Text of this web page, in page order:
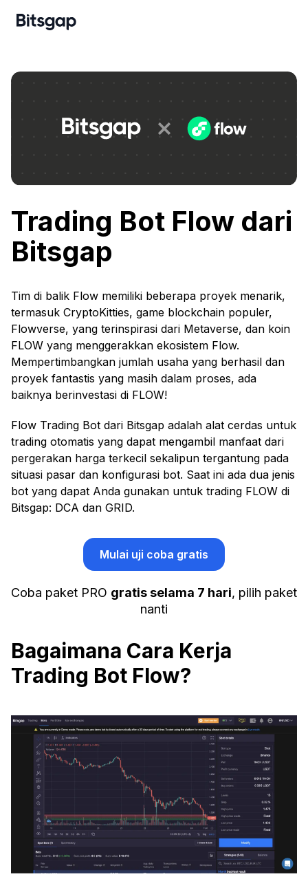
Trading Bot Flow dari
Bitsgap
Tim di balik Flow memiliki beberapa proyek menarik,
termasuk CryptoKitties, game blockchain populer,
Flowverse, yang terinspirasi dari Metaverse, dan koin
FLOW yang menggerakkan ekosistem Flow.
Mempertimbangkan jumlah usaha yang berhasil dan
proyek fantastis yang masih dalam proses, ada
baiknya berinvestasi di FLOW!
Flow Trading Bot dari Bitsgap adalah alat cerdas untuk
trading otomatis yang dapat mengambil manfaat dari
pergerakan harga terkecil sekalipun tergantung pada
situasi pasar dan konfigurasi bot. Saat ini ada dua jenis
bot yang dapat Anda gunakan untuk trading FLOW di
Bitsgap: DCA dan GRID.
Mulai uji coba gratis
Coba paket PRO gratis selama 7 hari, pilih paket
nanti
Bagaimana Cara Kerja
Trading Bot Flow?